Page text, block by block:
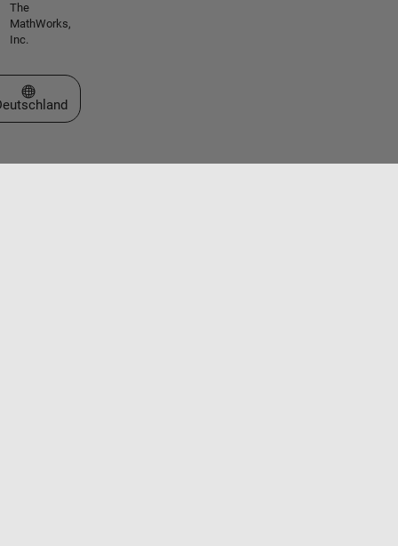
The
MathWorks,
Inc.
Website auswählen